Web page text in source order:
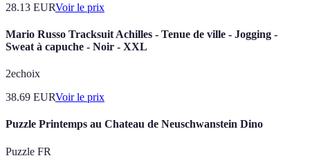
28.13 EURVoir le prix
Mario Russo Tracksuit Achilles - Tenue de ville - Jogging -
Sweat à capuche - Noir - XXL
2echoix
38.69 EURVoir le prix
Puzzle Printemps au Chateau de Neuschwanstein Dino
Puzzle FR